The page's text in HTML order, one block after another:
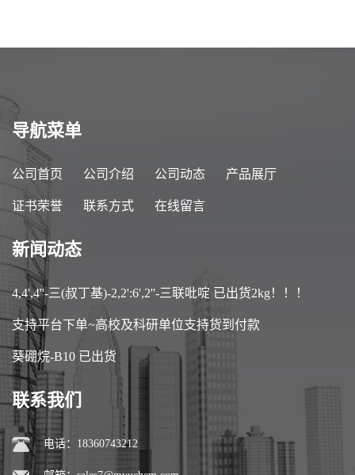
导航菜单
公司首页 公司介绍 公司动态 产品展厅
证书荣誉 联系方式 在线留言
新闻动态
4,4',4''-三(叔丁基)-2,2':6',2''-三联吡啶 已出货2kg！！！
支持平台下单~高校及科研单位支持货到付款
葵硼烷-B10 已出货
联系我们
电话：18360743212